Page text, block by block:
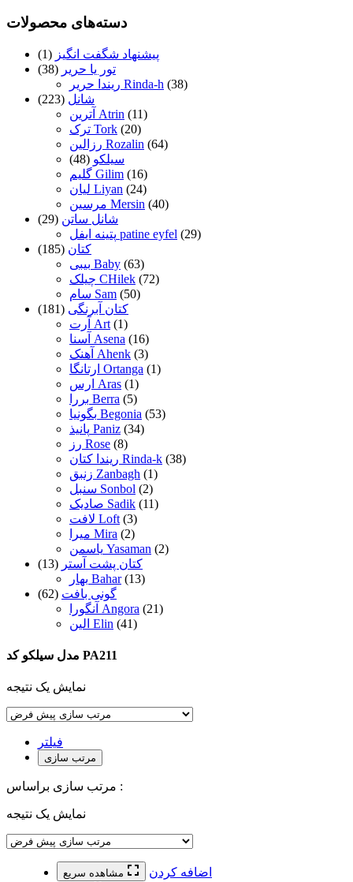
دسته‌های محصولات
پیشنهاد شگفت انگیز (1)
تور یا حریر (38)
ریندا حریر Rinda-h (38)
شانل (223)
آترین Atrin (11)
ترک Tork (20)
رزالین Rozalin (64)
سیلکو (48)
گلیم Gilim (16)
لیان Liyan (24)
مرسین Mersin (40)
شانل ساتن (29)
پتینه ایفل patine eyfel (29)
کتان (185)
بیبی Baby (63)
چیلک CHilek (72)
سام Sam (50)
کتان آبرنگی (181)
آرت Art (1)
آسنا Asena (16)
آهنک Ahenk (3)
ارتانگا Ortanga (1)
ارس Aras (1)
بررا Berra (5)
بگونیا Begonia (53)
پانیذ Paniz (34)
رز Rose (8)
ریندا کتان Rinda-k (38)
زنبق Zanbagh (1)
سنبل Sonbol (2)
صادیک Sadik (11)
لافت Loft (3)
میرا Mira (2)
یاسمن Yasaman (2)
کتان پشت آستر (13)
بهار Bahar (13)
گونی بافت (62)
آنگورا Angora (21)
الین Elin (41)
مدل سیلکو کد PA211
نمایش یک نتیجه
فیلتر
مرتب سازی
مرتب سازی براساس :
نمایش یک نتیجه
مشاهده سریع
اضافه کردن